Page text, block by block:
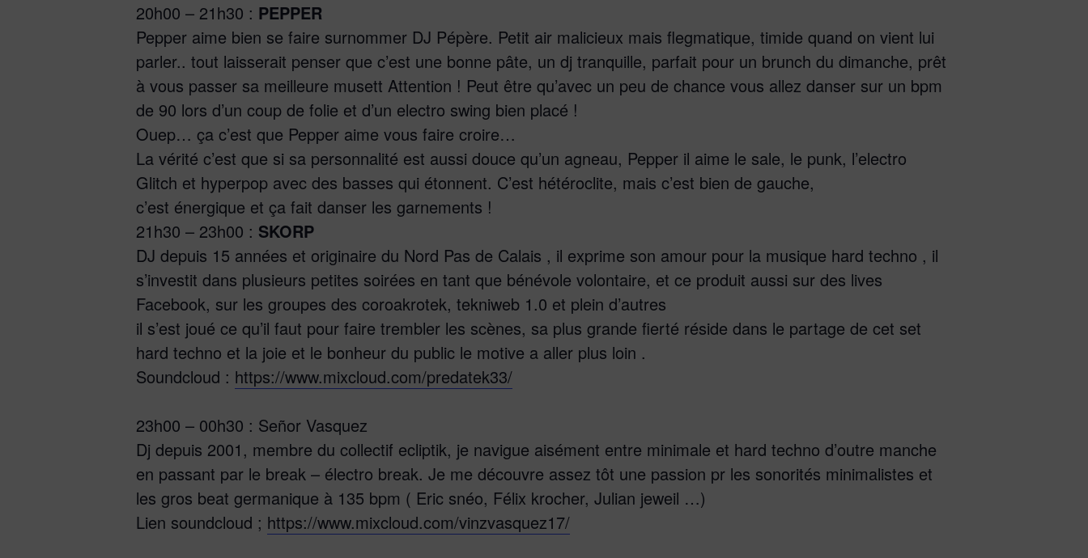
20h00 – 21h30 : PEPPER
Pepper aime bien se faire surnommer DJ Pépère. Petit air malicieux mais flegmatique, timide quand on vient lui
parler.. tout laisserait penser que c’est une bonne pâte, un dj tranquille, parfait pour un brunch du dimanche, prêt
à vous passer sa meilleure musett Attention ! Peut être qu’avec un peu de chance vous allez danser sur un bpm
de 90 lors d’un coup de folie et d’un electro swing bien placé !
Ouep… ça c’est que Pepper aime vous faire croire…
La vérité c’est que si sa personnalité est aussi douce qu’un agneau, Pepper il aime le sale, le punk, l’electro
Glitch et hyperpop avec des basses qui étonnent. C’est hétéroclite, mais c’est bien de gauche,
c’est énergique et ça fait danser les garnements !
21h30 – 23h00 : SKORP
DJ depuis 15 années et originaire du Nord Pas de Calais , il exprime son amour pour la musique hard techno , il
s’investit dans plusieurs petites soirées en tant que bénévole volontaire, et ce produit aussi sur des lives
Facebook, sur les groupes des coroakrotek, tekniweb 1.0 et plein d’autres
il s’est joué ce qu’il faut pour faire trembler les scènes, sa plus grande fierté réside dans le partage de cet set
hard techno et la joie et le bonheur du public le motive a aller plus loin .
Soundcloud : https://www.mixcloud.com/predatek33/
23h00 – 00h30 : Señor Vasquez
Dj depuis 2001, membre du collectif ecliptik, je navigue aisément entre minimale et hard techno d’outre manche
en passant par le break – électro break. Je me découvre assez tôt une passion pr les sonorités minimalistes et
les gros beat germanique à 135 bpm ( Eric snéo, Félix krocher, Julian jeweil …)
Lien soundcloud ; https://www.mixcloud.com/vinzvasquez17/